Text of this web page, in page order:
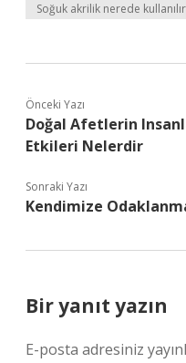
Soğuk akrilik nerede kullanılır
Önceki Yazı
Doğal Afetlerin
Etkileri Nelerdir
Sonraki Yazı
Kendimize
Bir yanıt yazın
E-posta adresiniz